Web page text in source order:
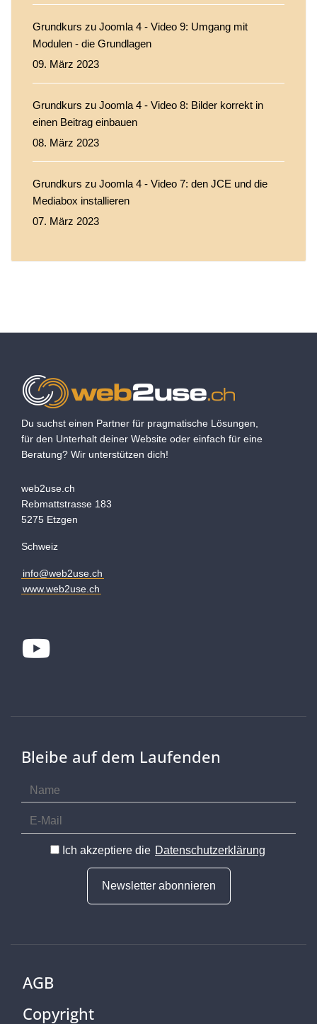
Grundkurs zu Joomla 4 - Video 9: Umgang mit
Modulen - die Grundlagen
09. März 2023
Grundkurs zu Joomla 4 - Video 8: Bilder korrekt in
einen Beitrag einbauen
08. März 2023
Grundkurs zu Joomla 4 - Video 7: den JCE und die
Mediabox installieren
07. März 2023
Du suchst einen Partner für pragmatische Lösungen,
für den Unterhalt deiner Website oder einfach für eine
Beratung? Wir unterstützen dich!
web2use.ch
Rebmattstrasse 183
5275 Etzgen
Schweiz
info@web2use.ch
www.web2use.ch
Youtube
Bleibe auf dem Laufenden
Ich akzeptiere die Datenschutzerklärung
Newsletter abonnieren
AGB
Copyright